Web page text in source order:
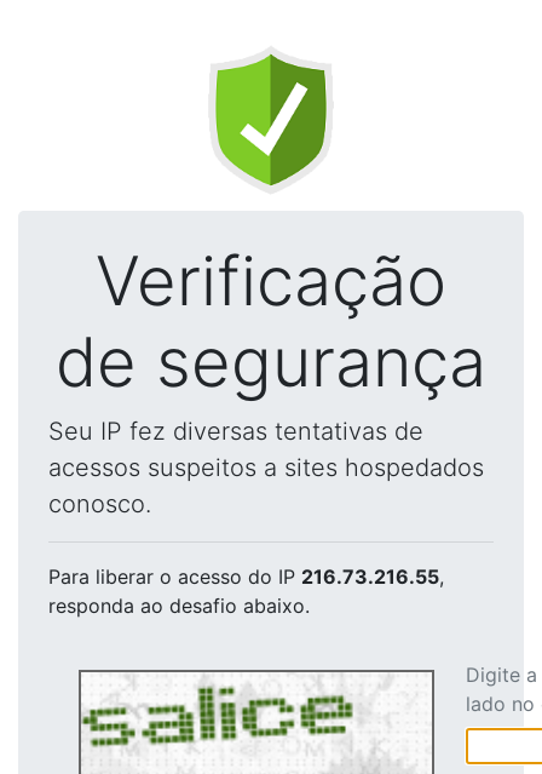
Verificação
de segurança
Seu IP fez diversas tentativas de
acessos suspeitos a sites hospedados
conosco.
Para liberar o acesso do IP 216.73.216.55,
responda ao desafio abaixo.
Digite
lado no